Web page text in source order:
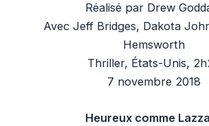
Réalisé par Drew
Avec Jeff Bridges, Dakota
Hemsworth
Thriller, États-Unis,
7 novembre 2018
Heureux comme